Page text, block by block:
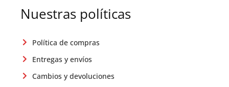
Nuestras políticas
Política de compras
Entregas y envíos
Cambios y devoluciones